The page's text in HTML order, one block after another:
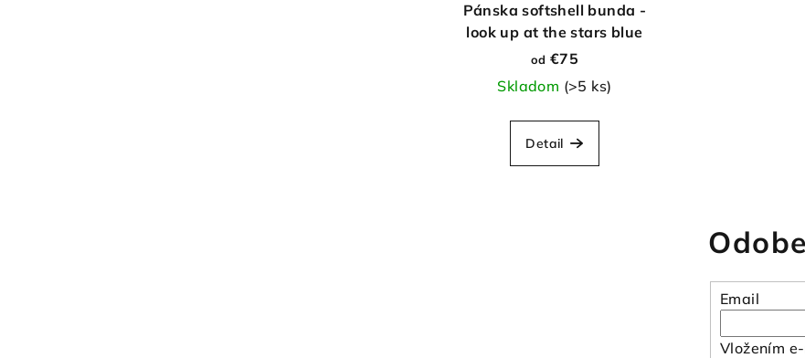
Pánska softshell bunda -
look up at the stars blue
od €75
Skladom (>5 ks)
Detail
Email
Vložením